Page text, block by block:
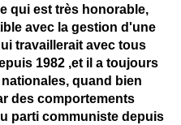
qui est très honorable,
avec la gestion d'une
travaillerait avec tous
1982 ,et il a toujours
quand bien
des comportements
parti communiste depuis